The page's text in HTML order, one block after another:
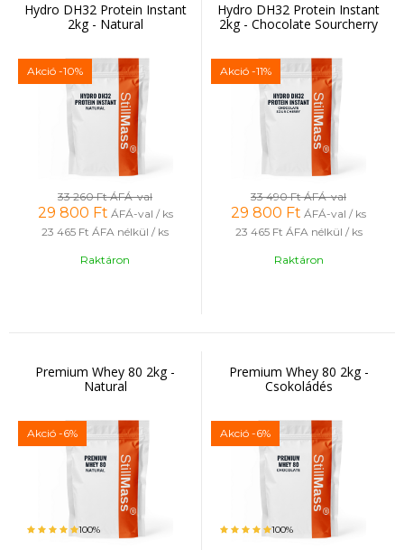
Hydro DH32 Protein Instant
2kg - Natural
Akció -10%
33 260 FtÁFÁ-val
29 800 Ft ÁFÁ-val / ks
23 465 Ft ÁFA nélkül / ks
Raktáron
Hydro DH32 Protein Instant
2kg - Chocolate Sourcherry
Akció -11%
33 490 FtÁFÁ-val
29 800 Ft ÁFÁ-val / ks
23 465 Ft ÁFA nélkül / ks
Raktáron
Premium Whey 80 2kg -
Natural
Akció -6%
100%
Premium Whey 80 2kg -
Csokoládés
Akció -6%
100%